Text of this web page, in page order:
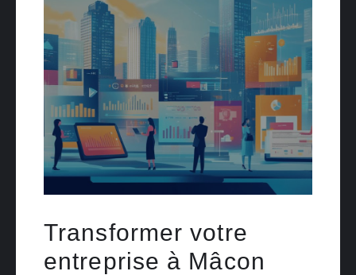
Transformer votre
entreprise à Mâcon